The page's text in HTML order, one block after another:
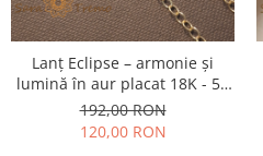
Lanț Eclipse – armonie și
lumină în aur placat 18K - 50
cm
192,00 RON
120,00 RON